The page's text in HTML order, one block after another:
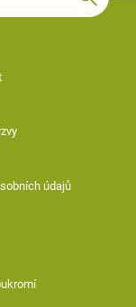
údajů